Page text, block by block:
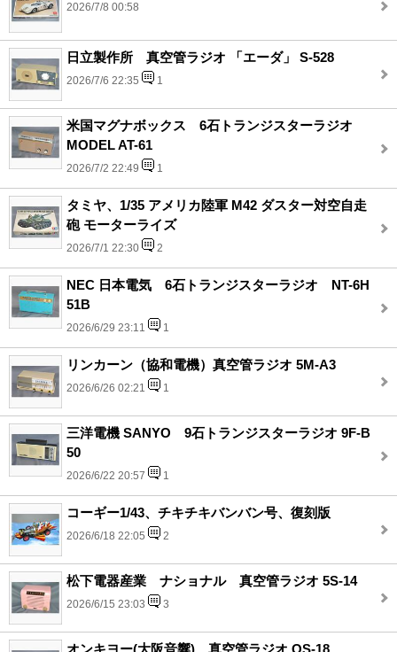
2026/7/8 00:58
日立製作所 真空管ラジオ 「エーダ」 S-528
2026/7/6 22:35 1
米国マグナボックス 6石トランジスターラジオ
MODEL AT-61
2026/7/2 22:49 1
タミヤ、1/35 アメリカ陸軍 M42 ダスター対空自走
砲 モーターライズ
2026/7/1 22:30 2
NEC 日本電気 6石トランジスターラジオ NT-6H
51B
2026/6/29 23:11 1
リンカーン（協和電機）真空管ラジオ 5M-A3
2026/6/26 02:21 1
三洋電機 SANYO 9石トランジスターラジオ 9F-B
50
2026/6/22 20:57 1
コーギー1/43、チキチキバンバン号、復刻版
2026/6/18 22:05 2
松下電器産業 ナショナル 真空管ラジオ 5S-14
2026/6/15 23:03 3
オンキヨー(大阪音響)、真空管ラジオ OS-18